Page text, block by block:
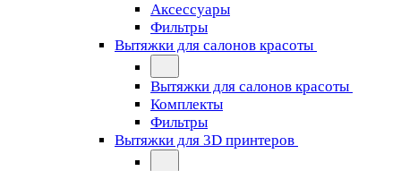
Аксессуары
Фильтры
Вытяжки для салонов красоты
Вытяжки для салонов красоты
Комплекты
Фильтры
Вытяжки для 3D принтеров